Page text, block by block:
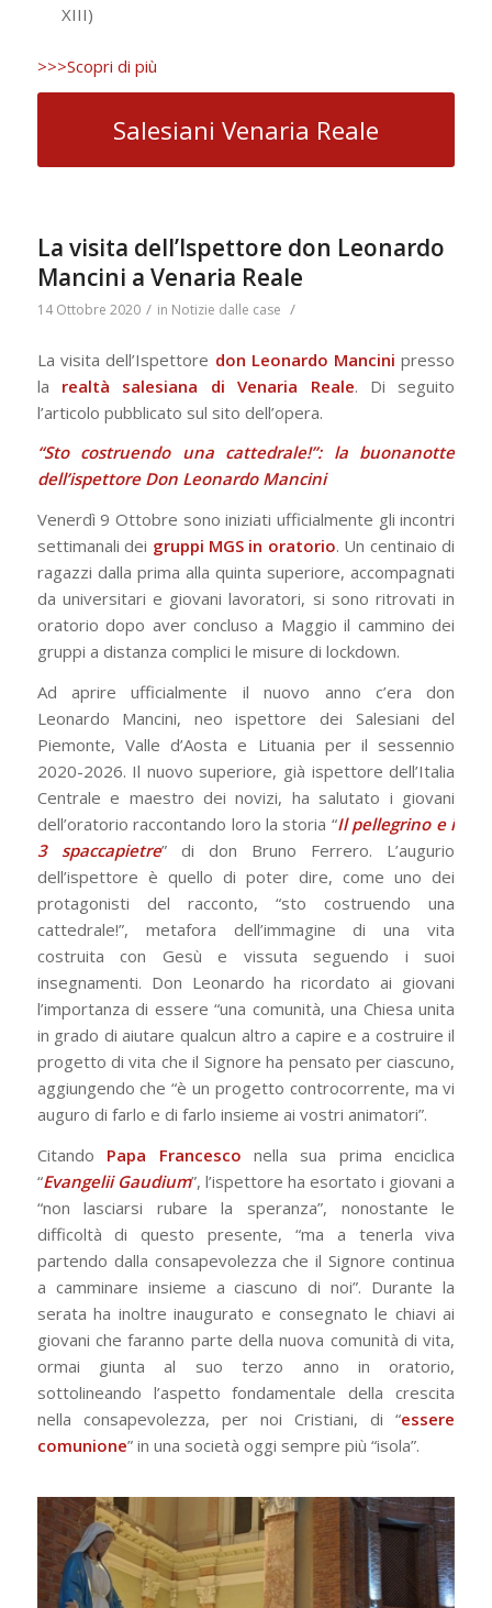
XIII)
>>>Scopri di più
Salesiani Venaria Reale
La visita dell’Ispettore don Leonardo
Mancini a Venaria Reale
14 Ottobre 2020 / in Notizie dalle case /
La visita dell’Ispettore don Leonardo Mancini presso
la realtà salesiana di Venaria Reale. Di seguito
l’articolo pubblicato sul sito dell’opera.
“Sto costruendo una cattedrale!”: la buonanotte
dell’ispettore Don Leonardo Mancini
Venerdì 9 Ottobre sono iniziati ufficialmente gli incontri
settimanali dei gruppi MGS in oratorio. Un centinaio di
ragazzi dalla prima alla quinta superiore, accompagnati
da universitari e giovani lavoratori, si sono ritrovati in
oratorio dopo aver concluso a Maggio il cammino dei
gruppi a distanza complici le misure di lockdown.
Ad aprire ufficialmente il nuovo anno c’era don
Leonardo Mancini, neo ispettore dei Salesiani del
Piemonte, Valle d’Aosta e Lituania per il sessennio
2020-2026. Il nuovo superiore, già ispettore dell’Italia
Centrale e maestro dei novizi, ha salutato i giovani
dell’oratorio raccontando loro la storia “Il pellegrino e i
3 spaccapietre” di don Bruno Ferrero. L’augurio
dell’ispettore è quello di poter dire, come uno dei
protagonisti del racconto, “sto costruendo una
cattedrale!”, metafora dell’immagine di una vita
costruita con Gesù e vissuta seguendo i suoi
insegnamenti. Don Leonardo ha ricordato ai giovani
l’importanza di essere “una comunità, una Chiesa unita
in grado di aiutare qualcun altro a capire e a costruire il
progetto di vita che il Signore ha pensato per ciascuno,
aggiungendo che “è un progetto controcorrente, ma vi
auguro di farlo e di farlo insieme ai vostri animatori”.
Citando Papa Francesco nella sua prima enciclica
“Evangelii Gaudium”, l’ispettore ha esortato i giovani a
“non lasciarsi rubare la speranza”, nonostante le
difficoltà di questo presente, “ma a tenerla viva
partendo dalla consapevolezza che il Signore continua
a camminare insieme a ciascuno di noi”. Durante la
serata ha inoltre inaugurato e consegnato le chiavi ai
giovani che faranno parte della nuova comunità di vita,
ormai giunta al suo terzo anno in oratorio,
sottolineando l’aspetto fondamentale della crescita
nella consapevolezza, per noi Cristiani, di “essere
comunione” in una società oggi sempre più “isola”.